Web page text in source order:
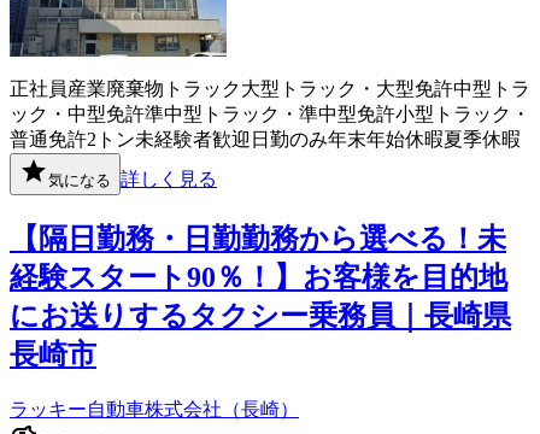
正社員産業廃棄物 トラック大型トラック・大型免許中型トラ
ック・中型免許準中型トラック・準中型免許小型トラック・
普通免許2トン未経験者歓迎 日勤のみ年末年始休暇夏季休暇
気になる 詳しく見る
【隔日勤務・日勤勤務から選べる！未
経験スタート90％！】お客様を目的地
にお送りするタクシー乗務員｜長崎県
長崎市
ラッキー自動車株式会社（長崎）